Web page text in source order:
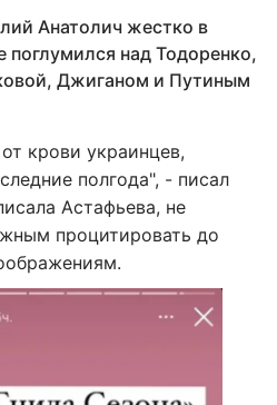
Анатолич жестко в
поглумился над Тодоренко,
Джиганом и Путиным
крови украинцев,
полгода", - писал
Астафьева, не
процитировать до